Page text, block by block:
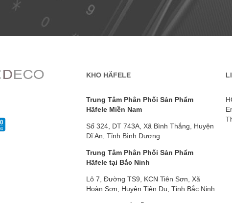
KHO HÄFELE
Trung Tâm Phân Phối Sản Phẩm
Häfele Miền Nam
Số 324, DT 743A, Xã Bình Thắng, Huyện
Dĩ An, Tỉnh Bình Dương
Trung Tâm Phân Phối Sản Phẩm
Häfele tại Bắc Ninh
Lô 7, Đường TS9, KCN Tiên Sơn, Xã
Hoàn Sơn, Huyện Tiên Du, Tỉnh Bắc Ninh